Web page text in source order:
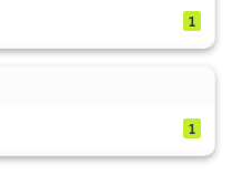
1
1